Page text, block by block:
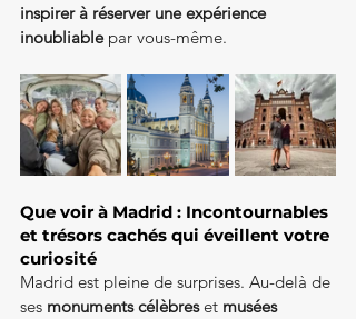
inspirer à réserver une expérience
inoubliable par vous-même.
Que voir à Madrid : Incontournables
et trésors cachés qui éveillent votre
curiosité
Madrid est pleine de surprises. Au-delà de
ses monuments célèbres et musées